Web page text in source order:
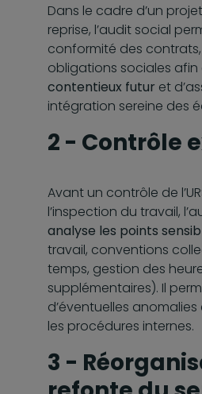
Dans le cadre d’un
reprise, l’audit social
conformité des
obligations sociales afin
contentieux futur et
intégration sereine des
2 - Contrôle
Avant un contrôle de
l’inspection du travail,
analyse les points
travail, conventions
temps, gestion des
supplémentaires). Il
d’éventuelles
les procédures internes.
3 -